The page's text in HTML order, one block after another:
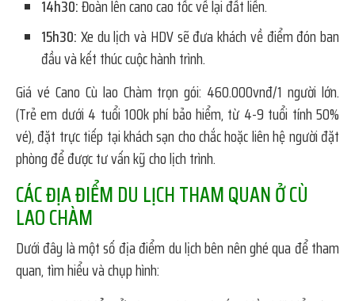
14h30:Đoàn lên cano cao tốc về lại đất liền.
15h30: Xe du lịch và HDV sẽ đưa khách về điểm đón ban
đầu và kết thúc cuộc hành trình.
Giá vé Cano Cù lao Chàm trọn gói: 460.000vnđ/1 người lớn.
(Trẻ em dưới 4 tuổi 100k phí bảo hiểm, từ 4-9 tuổi tính 50%
vé), đặt trực tiếp tại khách sạn cho chắc hoặc liên hệ người đặt
phòng để được tư vấn kỹ cho lịch trình.
CÁC ĐỊA ĐIỂM DU LỊCH THAM QUAN Ở CÙ
LAO CHÀM
Dưới đây là một số địa điểm du lịch bên nên ghé qua để tham
quan, tìm hiểu và chụp hình: